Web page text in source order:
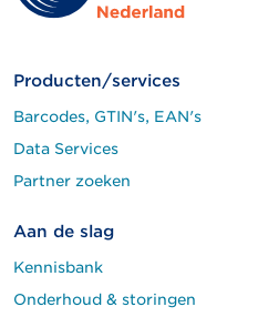
Producten/services
Barcodes, GTIN's, EAN's
Data Services
Partner zoeken
Aan de slag
Kennisbank
Onderhoud & storingen